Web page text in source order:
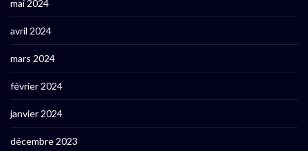
mai 2024
avril 2024
mars 2024
février 2024
janvier 2024
décembre 2023